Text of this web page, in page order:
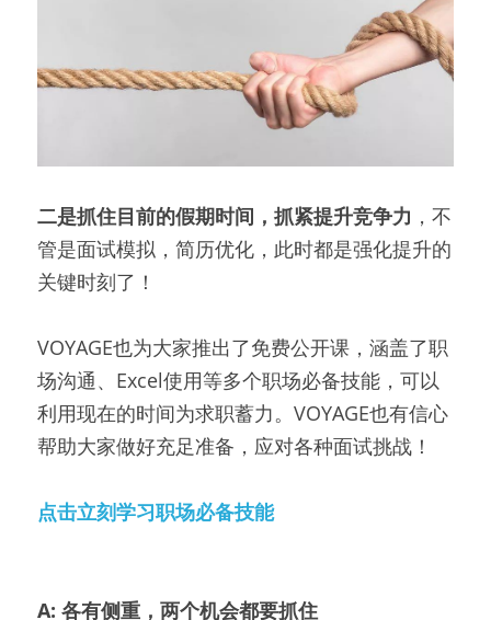
二是抓住目前的假期时间，抓紧提升竞争力 ，不
管是面试模拟，简历优化，此时都是强化提升的
关键时刻了！
VOYAGE也为大家推出了免费公开课，涵盖了职
场沟通、Excel使用等多个职场必备技能，可以
利用现在的时间为求职蓄力。VOYAGE也有信心
帮助大家做好充足准备，应对各种面试挑战！
点击立刻学习职场必备技能
A: 各有侧重，两个机会都要抓住